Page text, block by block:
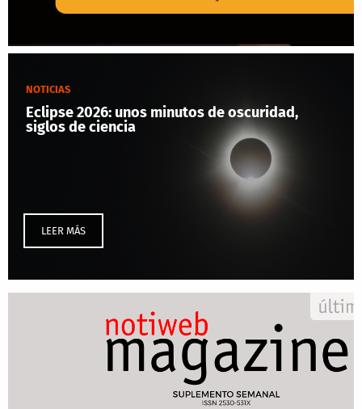
NOTICIAS
Eclipse 2026: unos minutos de oscuridad,
siglos de ciencia
LEER MÁS